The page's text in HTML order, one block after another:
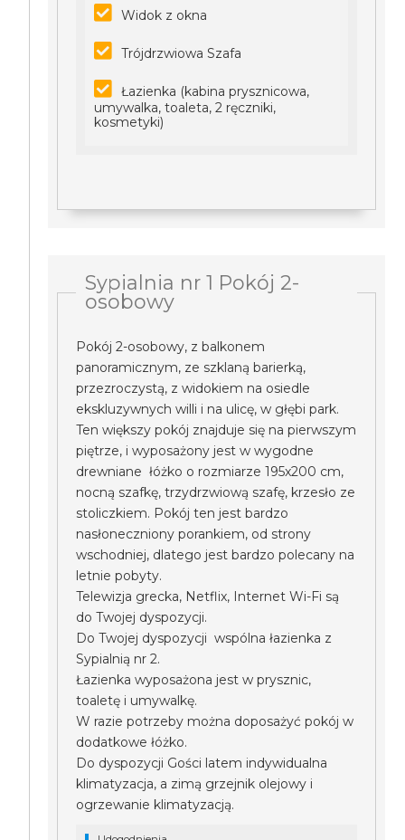
Widok z okna
Trójdrzwiowa Szafa
Łazienka (kabina prysznicowa,
umywalka, toaleta, 2 ręczniki,
kosmetyki)
Sypialnia nr 1 Pokój 2-
osobowy
Pokój 2-osobowy, z balkonem
panoramicznym, ze szklaną barierką,
przezroczystą, z widokiem na osiedle
ekskluzywnych willi i na ulicę, w głębi park.
Ten większy pokój znajduje się na pierwszym
piętrze, i wyposażony jest w wygodne
drewniane łóżko o rozmiarze 195x200 cm,
nocną szafkę, trzydrzwiową szafę, krzesło ze
stoliczkiem. Pokój ten jest bardzo
nasłoneczniony porankiem, od strony
wschodniej, dlatego jest bardzo polecany na
letnie pobyty.
Telewizja grecka, Netflix, Internet Wi-Fi są
do Twojej dyspozycji.
Do Twojej dyspozycji wspólna łazienka z
Sypialnią nr 2.
Łazienka wyposażona jest w prysznic,
toaletę i umywalkę.
W razie potrzeby można doposażyć pokój w
dodatkowe łóżko.
Do dyspozycji Gości latem indywidualna
klimatyzacja, a zimą grzejnik olejowy i
ogrzewanie klimatyzacją.